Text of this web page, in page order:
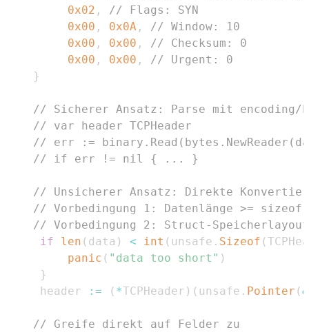
0x02 ,
// Flags: SYN
0x00 , 0x0A ,
// Window: 10
0x00 , 0x00 ,
// Checksum: 0
0x00 , 0x00 ,
// Urgent: 0
}
// Sicherer Ansatz: Parse mit encoding/
// var header TCPHeader
// err :=
// if err != nil { ... }
// Unsicherer Ansatz: Direkte
// Vorbedingung 1: Datenlänge >=
// Vorbedingung 2: Struct-
if
len ( data ) < int ( unsafe . Sizeof (
panic ( "data too short" )
}
	 header
:= ( *TCPHeader ) ( unsafe . Pointer (&
// Greife direkt auf Felder zu